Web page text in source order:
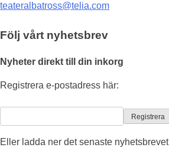
teateralbatross@telia.com
Följ vårt nyhetsbrev
Nyheter direkt till din inkorg
Registrera e-postadress här:
Eller ladda ner det senaste nyhetsbrevet